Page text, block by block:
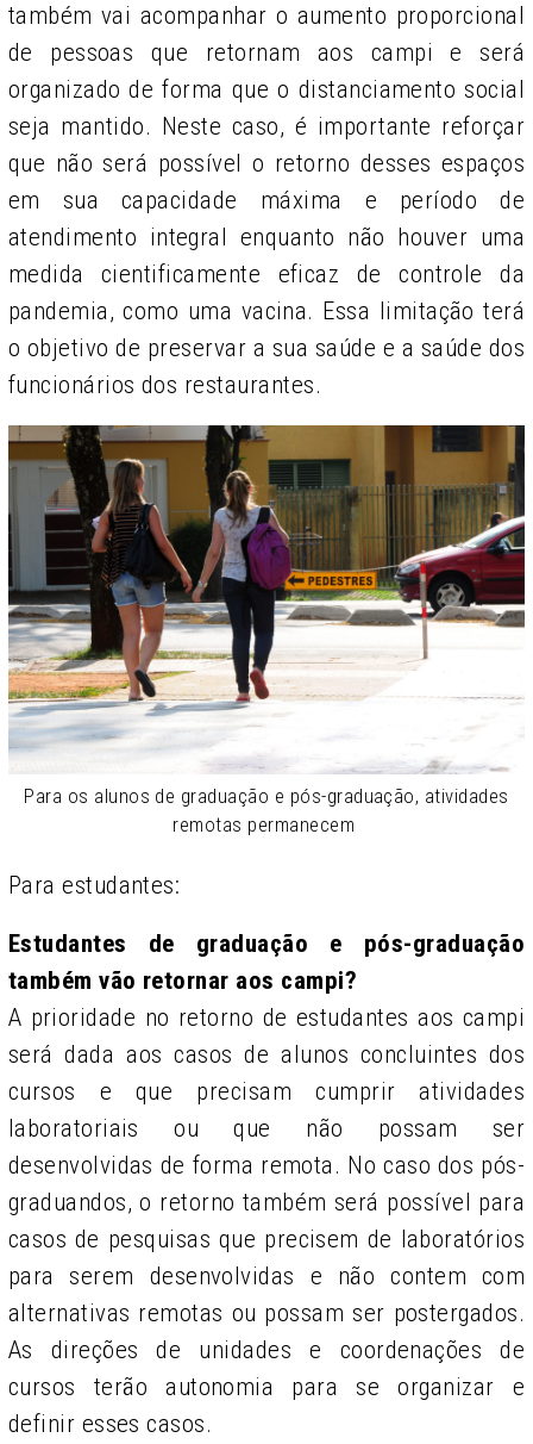
também vai acompanhar o aumento proporcional
de pessoas que retornam aos campi e será
organizado de forma que o distanciamento social
seja mantido. Neste caso, é importante reforçar
que não será possível o retorno desses espaços
em sua capacidade máxima e período de
atendimento integral enquanto não houver uma
medida cientificamente eficaz de controle da
pandemia, como uma vacina. Essa limitação terá
o objetivo de preservar a sua saúde e a saúde dos
funcionários dos restaurantes.
Para os alunos de graduação e pós-graduação, atividades
remotas permanecem
Para estudantes:
Estudantes de graduação e pós-graduação
também vão retornar aos campi?
A prioridade no retorno de estudantes aos campi
será dada aos casos de alunos concluintes dos
cursos e que precisam cumprir atividades
laboratoriais ou que não possam ser
desenvolvidas de forma remota. No caso dos pós-
graduandos, o retorno também será possível para
casos de pesquisas que precisem de laboratórios
para serem desenvolvidas e não contem com
alternativas remotas ou possam ser postergados.
As direções de unidades e coordenações de
cursos terão autonomia para se organizar e
definir esses casos.